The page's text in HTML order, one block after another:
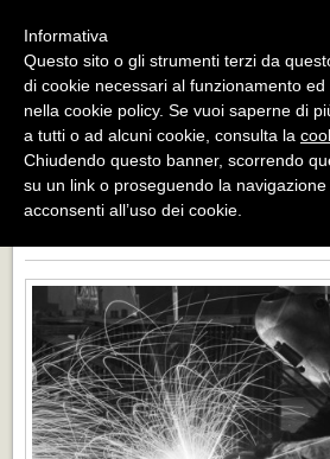
Officine Bacigalupi
servizio
BENVENUTI ! SEGUITECI ANCHE SU
Informativa
Questo sito o gli strumenti terzi da
di cookie necessari al funzionamento
nella cookie policy. Se vuoi saperne di
a tutti o ad alcuni cookie, consulta la
Chiudendo questo banner, scorrendo
su un link o proseguendo la navigazione
acconsenti all’uso dei cookie.